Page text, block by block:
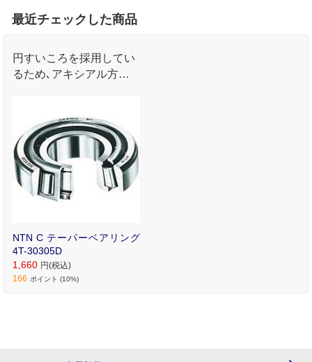
最近チェックした商品
円すいころを採用してい
るため､アキシアル方向
ングです｡ スラスト･ラジ
アル荷重のかかる用途
に｡
NTN C テーパーベアリング
4T-30305D
1,660 円(税込)
166 ポイント (10%)